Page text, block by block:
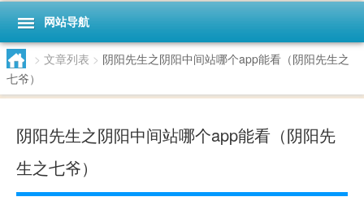
网站导航
> 文章列表 > 阴阳先生之阴阳中间站哪个app能看（阴阳先生之
七爷）
阴阳先生之阴阳中间站哪个app能看（阴阳先
生之七爷）